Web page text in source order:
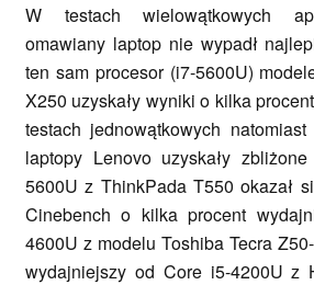
W testach wielowątkowych
omawiany laptop nie wypadł
ten sam procesor (i7-5600U)
X250 uzyskały wyniki o kilka
testach jednowątkowych
laptopy Lenovo uzyskały
5600U z ThinkPada T550 okazał
Cinebench o kilka procent
4600U z modelu Toshiba Tecra
wydajniejszy od Core i5-4200U z